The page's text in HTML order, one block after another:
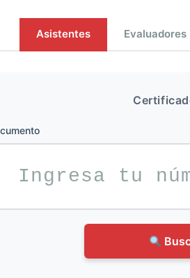
Asistentes Evaluadores